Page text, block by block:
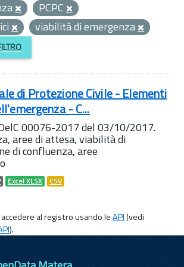
PCPC
viabilità di emergenza
di Protezione Civile - Elementi
- C...
00076-2017 del 03/10/2017.
aree di attesa, viabilità di
di confluenza, aree
Excel XLSX CSV
al registro usando leAPI(vedi
).